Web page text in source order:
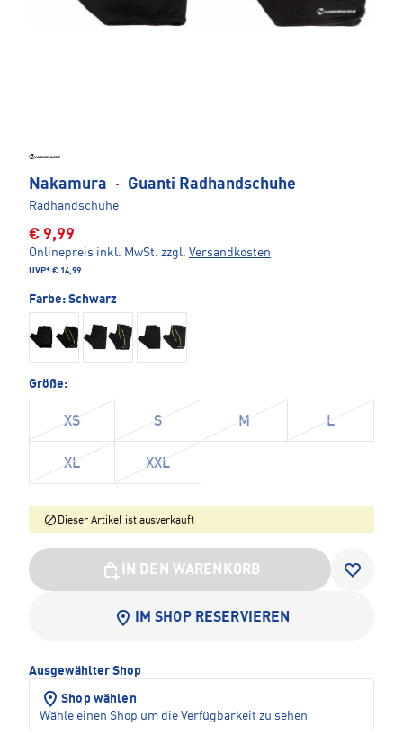
Nakamura · Guanti Radhandschuhe
Radhandschuhe
€ 9,99
Onlinepreis inkl. MwSt. zzgl. Versandkosten
UVP* € 14,99
Farbe: Schwarz
Größe:
XS S M L
XL XXL
Dieser Artikel ist ausverkauft
IN DEN WARENKORB
IM SHOP RESERVIEREN
Ausgewählter Shop
Shop wählen
Wähle einen Shop um die Verfügbarkeit zu sehen